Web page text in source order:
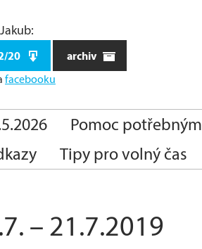
20 archiv
facebooku
Pomoc potřebným
Tipy pro volný čas
– 21.7.2019